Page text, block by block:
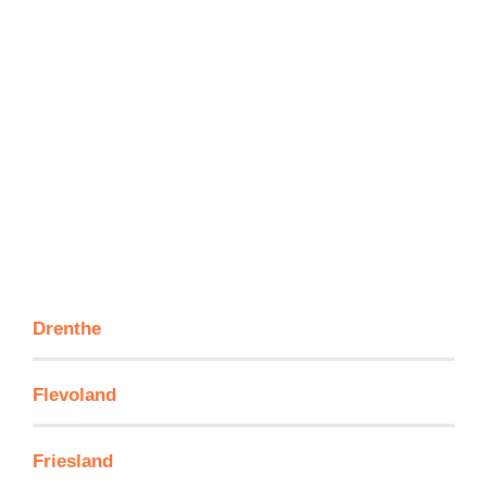
Drenthe
Flevoland
Friesland